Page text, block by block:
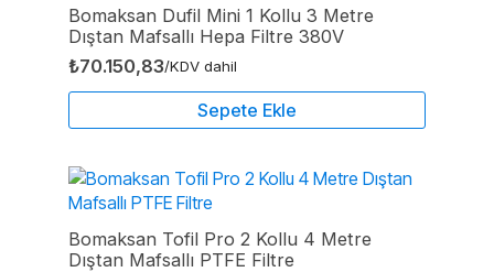
Bomaksan Dufil Mini 1 Kollu 3 Metre
Dıştan Mafsallı Hepa Filtre 380V
₺70.150,83/KDV dahil
Sepete Ekle
Bomaksan Tofil Pro 2 Kollu 4 Metre
Dıştan Mafsallı PTFE Filtre